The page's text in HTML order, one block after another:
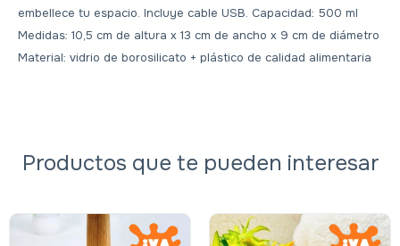
embellece tu espacio. Incluye cable USB. Capacidad: 500 ml
Medidas: 10,5 cm de altura x 13 cm de ancho x 9 cm de diámetro
Material: vidrio de borosilicato + plástico de calidad alimentaria
Productos que te pueden interesar